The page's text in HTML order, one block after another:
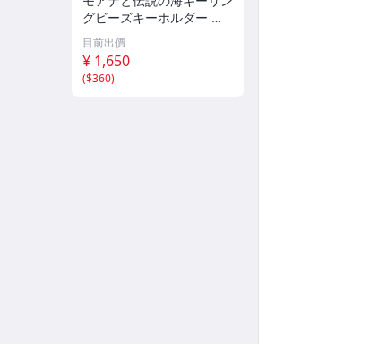
グビーズキーホルダー 実
写ディズニー
目前出價
¥ 1,650
($360)